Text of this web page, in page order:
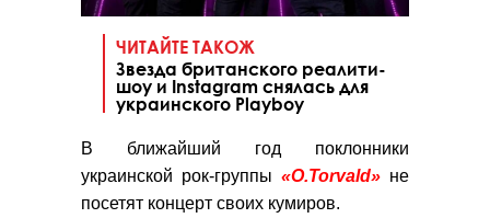
ЧИТАЙТЕ ТАКОЖ
Звезда британского реалити-
шоу и Instagram снялась для
украинского Playboy
В ближайший год поклонники
украинской рок-группы «O.Torvald» не
посетят концерт своих кумиров.